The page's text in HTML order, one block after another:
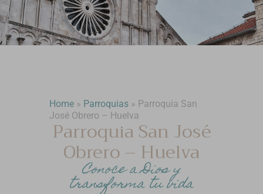
Home » Parroquias » Parroquia San
José Obrero – Huelva
Parroquia San José
Obrero – Huelva
Conoce a Dios y
transforma tu vida